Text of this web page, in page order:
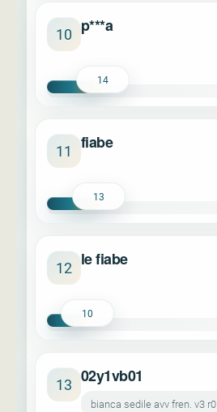
10 p***a
14
11 fiabe
13
12 le fiabe
10
13 02y1vb01
bianca sedile avv fren. v3 r0